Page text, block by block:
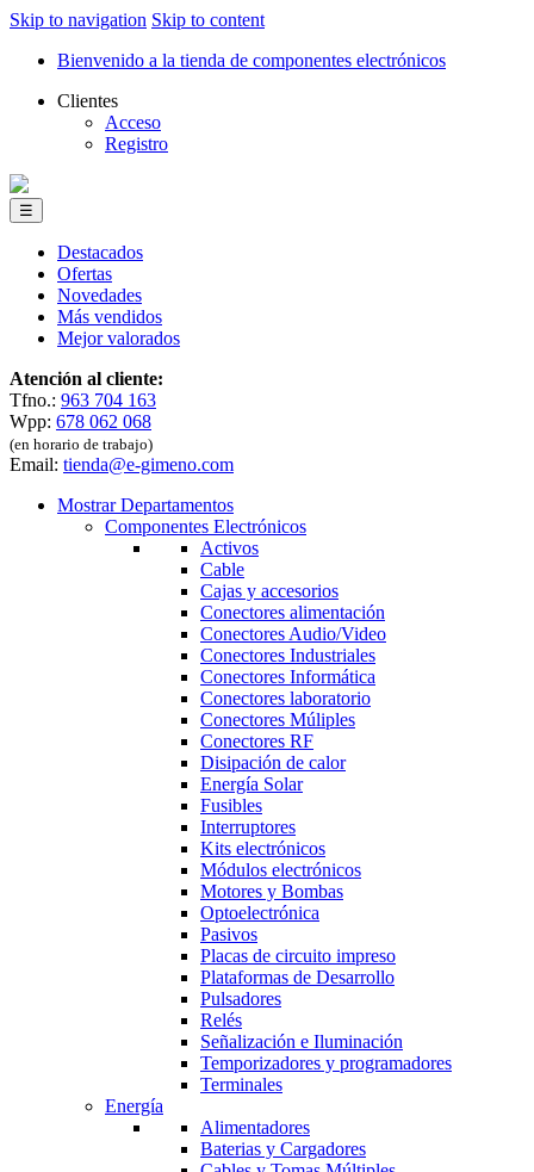
Skip to navigation Skip to content
Bienvenido a la tienda de componentes electrónicos
Clientes
Acceso
Registro
☰
Destacados
Ofertas
Novedades
Más vendidos
Mejor valorados
Atención al cliente:
Tfno.: 963 704 163
Wpp: 678 062 068
(en horario de trabajo)
Email: tienda@e-gimeno.com
Mostrar Departamentos
Componentes Electrónicos
Activos
Cable
Cajas y accesorios
Conectores alimentación
Conectores Audio/Video
Conectores Industriales
Conectores Informática
Conectores laboratorio
Conectores Múliples
Conectores RF
Disipación de calor
Energía Solar
Fusibles
Interruptores
Kits electrónicos
Módulos electrónicos
Motores y Bombas
Optoelectrónica
Pasivos
Placas de circuito impreso
Plataformas de Desarrollo
Pulsadores
Relés
Señalización e Iluminación
Temporizadores y programadores
Terminales
Energía
Alimentadores
Baterias y Cargadores